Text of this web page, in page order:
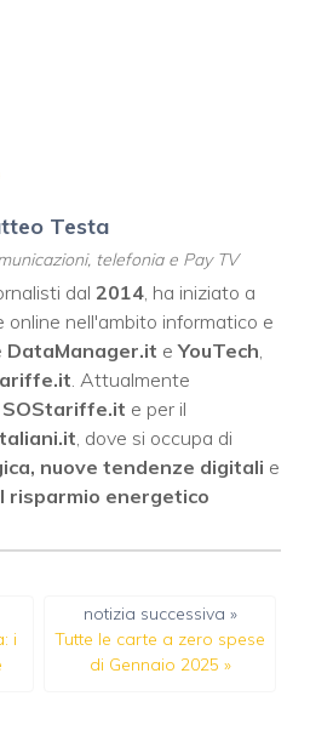
Testa
telefonia e Pay TV
dal 2014, ha iniziato a
nell'ambito informatico e
DataManager.it eYouTech,
. Attualmente
SOStariffe.it e per il
, dove si occupa di
nuove tendenze digitali e
risparmio energetico
i
notizia successiva »
Tutte le carte a zero spese
di Gennaio 2025 »